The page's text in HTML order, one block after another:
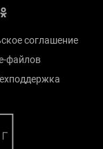
соглашение
файлов